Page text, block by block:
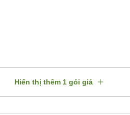
Hiển thị thêm 1 gói giá